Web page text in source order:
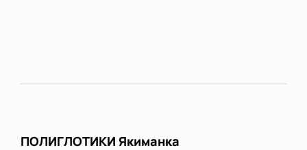
ПОЛИГЛОТИКИ Якиманка